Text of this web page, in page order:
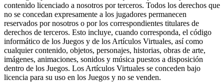
contenido licenciado a nosotros por terceros. Todos los derechos que
no se concedan expresamente a los jugadores permanecen
reservados por nosotros o por los correspondientes titulares de
derechos de terceros. Esto incluye, cuando corresponda, el código
informático de los Juegos y de los Artículos Virtuales, así como
cualquier contenido, objetos, personajes, historias, obras de arte,
imágenes, animaciones, sonidos y música puestos a disposición
dentro de los Juegos. Los Artículos Virtuales se conceden bajo
licencia para su uso en los Juegos y no se venden.